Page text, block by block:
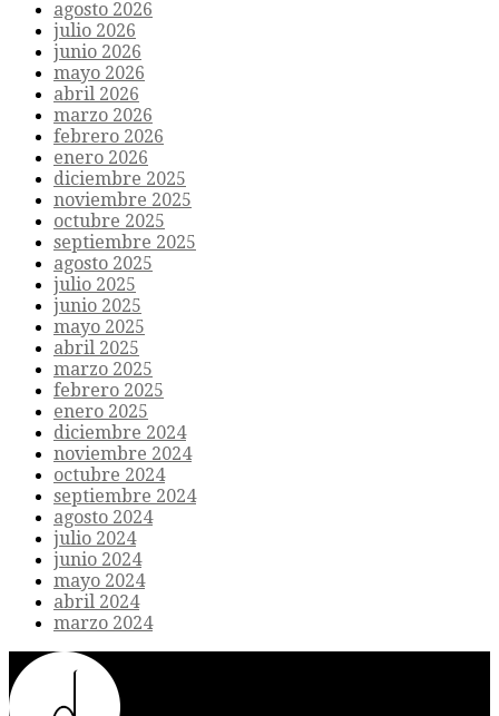
agosto 2026
julio 2026
junio 2026
mayo 2026
abril 2026
marzo 2026
febrero 2026
enero 2026
diciembre 2025
noviembre 2025
octubre 2025
septiembre 2025
agosto 2025
julio 2025
junio 2025
mayo 2025
abril 2025
marzo 2025
febrero 2025
enero 2025
diciembre 2024
noviembre 2024
octubre 2024
septiembre 2024
agosto 2024
julio 2024
junio 2024
mayo 2024
abril 2024
marzo 2024